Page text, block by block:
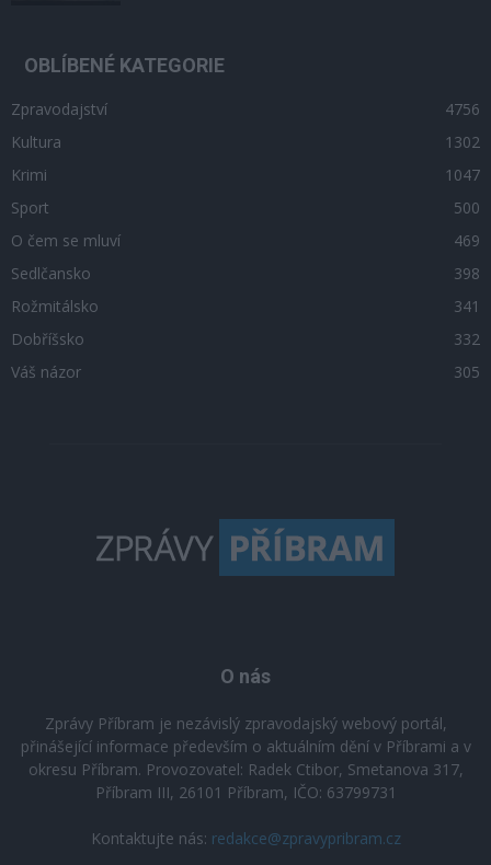
OBLÍBENÉ KATEGORIE
Zpravodajství
4756
Kultura
1302
Krimi
1047
Sport
500
O čem se mluví
469
Sedlčansko
398
Rožmitálsko
341
Dobříšsko
332
Váš názor
305
O nás
Zprávy Příbram je nezávislý zpravodajský webový portál,
přinášející informace především o aktuálním dění v Příbrami a v
okresu Příbram. Provozovatel: Radek Ctibor, Smetanova 317,
Příbram III, 26101 Příbram, IČO: 63799731
Kontaktujte nás: redakce@zpravypribram.cz